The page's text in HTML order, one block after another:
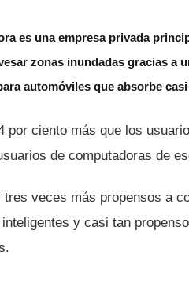
es una empresa privada
zonas inundadas gracias a
automóviles que absorbe
por ciento más que los
de computadoras de
veces más propensos a
y casi tan